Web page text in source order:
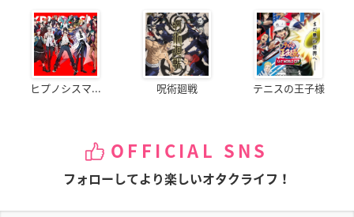
ヒプノシスマ... 呪術廻戦 テニスの王子様
OFFICIAL SNS
フォローしてより楽しいオタクライフ！